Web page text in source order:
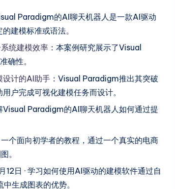
Paradigm的AI聊天机器人是一款AI驱动
建模标准或语法。
统建模效率 ：本案例研究展示了Visual
确性。
计的AI助手 ：Visual Paradigm推出其突破
户完成可视化建模任务而设计。
Visual Paradigm的AI聊天机器人如何通过提
一个面向初学者的教程，通过一个真实的电商
。
12日 · 学习如何使用AI驱动的建模软件通过自
生成图表的优势。